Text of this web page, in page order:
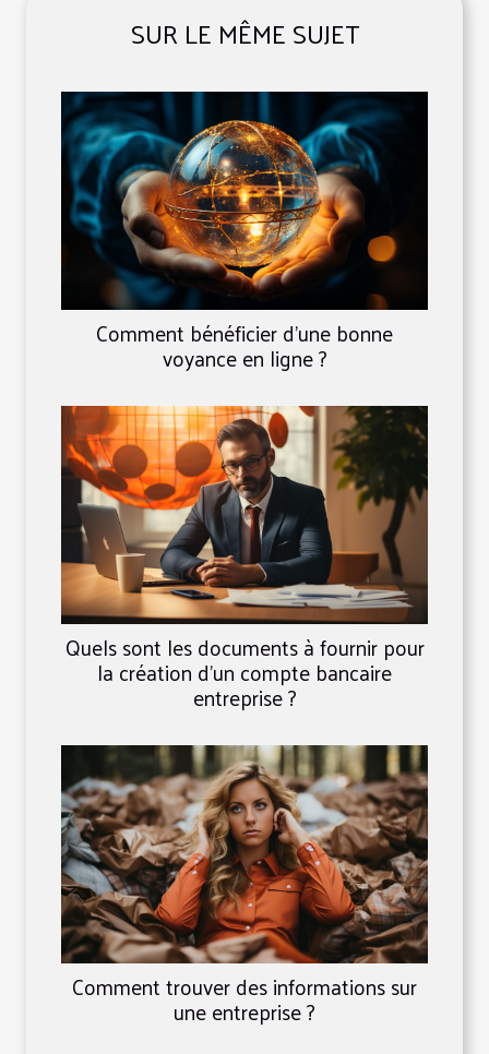
SUR LE MÊME SUJET
Comment bénéficier d'une bonne
voyance en ligne ?
Quels sont les documents à fournir pour
la création d’un compte bancaire
entreprise ?
Comment trouver des informations sur
une entreprise ?